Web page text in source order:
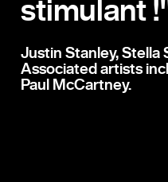
stimulant
Justin Stanley, Stella
Associated artists
Paul McCartney.